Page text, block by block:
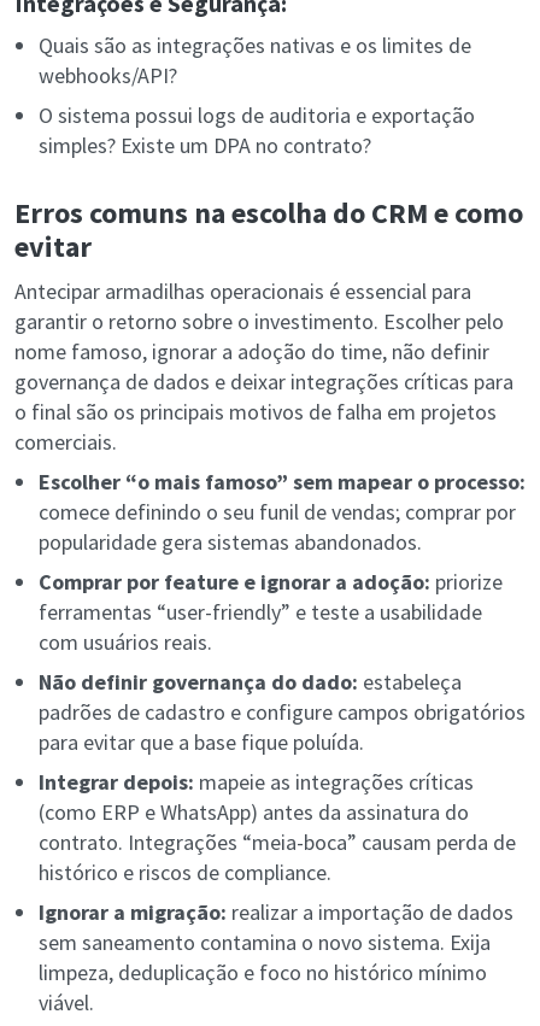
Quais são as integrações nativas e os limites de
webhooks/API?
O sistema possui logs de auditoria e exportação
simples? Existe um DPA no contrato?
Erros comuns na escolha do CRM e como
evitar
Antecipar armadilhas operacionais é essencial para
garantir o retorno sobre o investimento. Escolher pelo
nome famoso, ignorar a adoção do time, não definir
governança de dados e deixar integrações críticas para
o final são os principais motivos de falha em projetos
comerciais.
Escolher “o mais famoso” sem mapear o processo:
comece definindo o seu funil de vendas; comprar por
popularidade gera sistemas abandonados.
Comprar por feature e ignorar a adoção: priorize
ferramentas “user-friendly” e teste a usabilidade
com usuários reais.
Não definir governança do dado: estabeleça
padrões de cadastro e configure campos obrigatórios
para evitar que a base fique poluída.
Integrar depois: mapeie as integrações críticas
(como ERP e WhatsApp) antes da assinatura do
contrato. Integrações “meia-boca” causam perda de
histórico e riscos de compliance.
Ignorar a migração: realizar a importação de dados
sem saneamento contamina o novo sistema. Exija
limpeza, deduplicação e foco no histórico mínimo
viável.